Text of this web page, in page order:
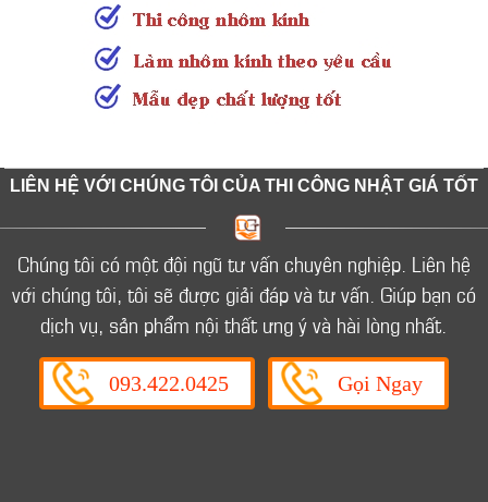
lựa chọn loại vật liệu gì phù hợp nhất. Lựa chọn loại
vách ngăn phòng ngủ nào có độ bền cao và giá rẻ tiết
kiệm chi phí mà lại có thể cách nhiệt để sử dụng máy
lạnh cho phòng ngủ.
đẹp nhất
thích hợp có thể chóng lại nước và kín đáo cho người
LIÊN HỆ VỚI CHÚNG TÔI CỦA THI CÔNG NHẬT GIÁ TỐT
Chúng tôi có một đội ngũ tư vấn chuyên nghiệp. Liên hệ
với chúng tôi, tôi sẽ được giải đáp và tư vấn. Giúp bạn có
dịch vụ, sản phẩm nội thất ưng ý và hài lòng nhất.
093.422.0425 Gọi Ngay